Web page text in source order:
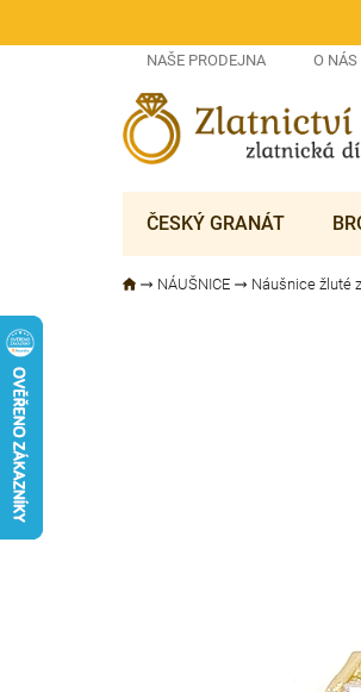
NAŠE PRODEJNA O NÁS
ČESKÝ GRANÁT
NÁUŠNICE Náušnice žluté